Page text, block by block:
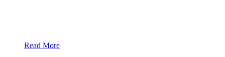
Read More